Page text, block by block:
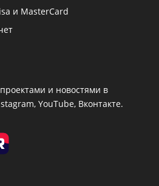
и MasterCard
и новостями в
YouTube, Вконтакте.